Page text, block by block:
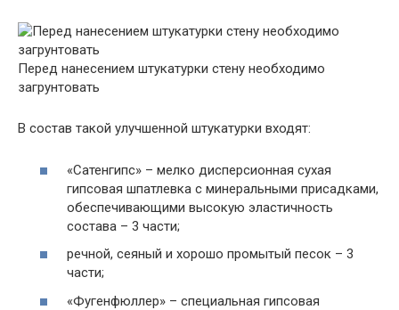
Перед нанесением штукатурки стену необходимо
загрунтовать
В состав такой улучшенной штукатурки входят:
«Сатенгипс» – мелко дисперсионная сухая
гипсовая шпатлевка с минеральными присадками,
обеспечивающими высокую эластичность
состава – 3 части;
речной, сеяный и хорошо промытый песок – 3
части;
«Фугенфюллер» – специальная гипсовая